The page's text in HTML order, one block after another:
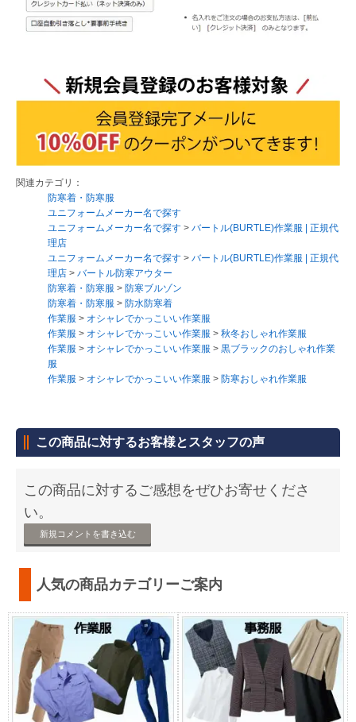
関連カテゴリ：
防寒着・防寒服
ユニフォームメーカー名で探す
ユニフォームメーカー名で探す > バートル(BURTLE)作業服 | 正規代
理店
ユニフォームメーカー名で探す > バートル(BURTLE)作業服 | 正規代
理店 > バートル防寒アウター
防寒着・防寒服 > 防寒ブルゾン
防寒着・防寒服 > 防水防寒着
作業服 > オシャレでかっこいい作業服
作業服 > オシャレでかっこいい作業服 > 秋冬おしゃれ作業服
作業服 > オシャレでかっこいい作業服 > 黒ブラックのおしゃれ作業
服
作業服 > オシャレでかっこいい作業服 > 防寒おしゃれ作業服
この商品に対するお客様とスタッフの声
この商品に対するご感想をぜひお寄せくださ
い。
新規コメントを書き込む
人気の商品カテゴリーご案内